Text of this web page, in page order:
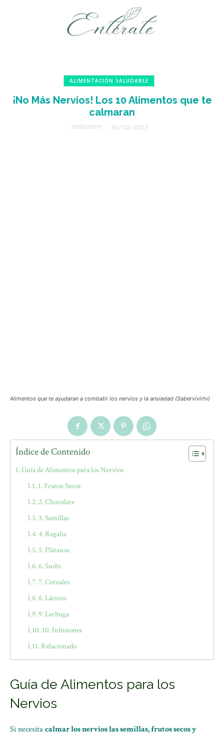
ALIMENTACIÓN SALUDABLE
¡No Más Nervios! Los 10 Alimentos que te
calmaran
redacción 30/10/2023
Alimentos que te ayudaran a combatir los nervios y la ansiedad (Sabervivirtv)
Índice de Contenido
Guía de Alimentos para los Nervios
1. Frutos Secos
2. Chocolate
3. Semillas
4. Regaliz
5. Plátanos
6. Sushi
7. Cereales
8. Lácteos
9. Lechuga
10. Infusiones
Relacionado
Guía de Alimentos para los
Nervios
Si necesitacalmar los nervios las semillas, frutos secos y